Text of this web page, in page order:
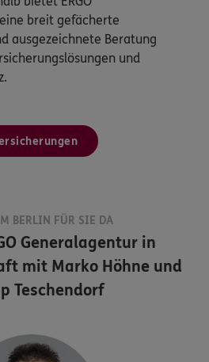
breit gefächerte
ausgezeichnete Beratung
und
BERLIN FÜR SIE DA
Generalagentur in
mit Marko Höhne und
Teschendorf